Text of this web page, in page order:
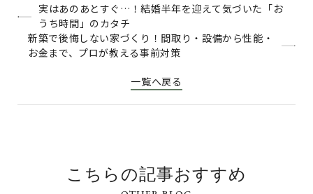
実はあのあとすぐ…！結婚半年を迎えて気づいた「お
うち時間」のカタチ
一覧へ戻る
新築で後悔しない家づくり！間取り・設備から性能・
お金まで、プロが教える事前対策
こちらの記事おすすめ